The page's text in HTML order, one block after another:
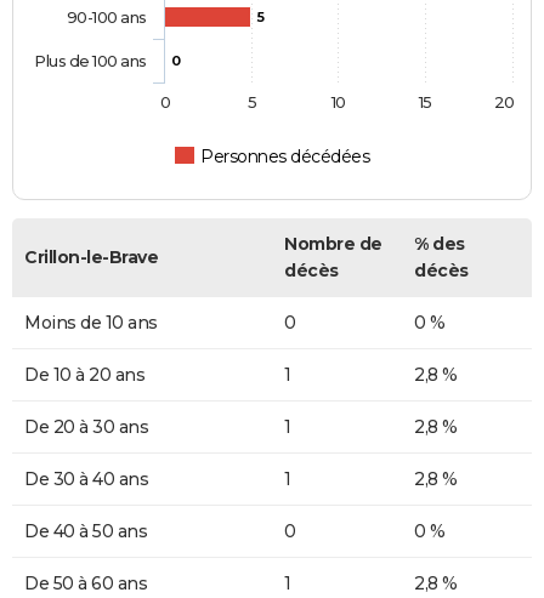
5
0
Personnes décédées
90-100 ans
Plus de 100 ans
0 5 10 15 20
Crillon-le-Brave
Nombre de
décès
% des
décès
Moins de 10 ans 0 0 %
De 10 à 20 ans 1 2,8 %
De 20 à 30 ans 1 2,8 %
De 30 à 40 ans 1 2,8 %
De 40 à 50 ans 0 0 %
De 50 à 60 ans 1 2,8 %